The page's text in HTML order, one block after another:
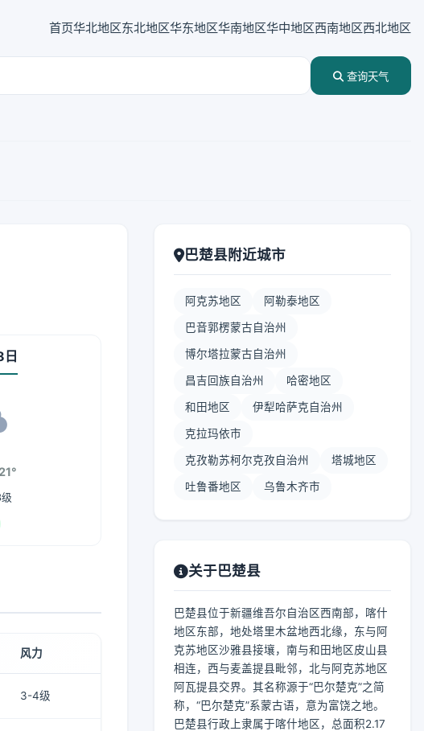
首页华北地区东北地区华东地区华南地区华中地区西南地区西北地区
查询天气
风力
3-4级
巴楚县附近城市
阿克苏地区 阿勒泰地区
巴音郭楞蒙古自治州
博尔塔拉蒙古自治州
昌吉回族自治州 哈密地区
和田地区 伊犁哈萨克自治州
克拉玛依市
克孜勒苏柯尔克孜自治州 塔城地区
吐鲁番地区 乌鲁木齐市
关于巴楚县
巴楚县位于新疆维吾尔自治区西南部，喀什
地区东部，地处塔里木盆地西北缘，东与阿
克苏地区沙雅县接壤，南与和田地区皮山县
相连，西与麦盖提县毗邻，北与阿克苏地区
阿瓦提县交界。其名称源于“巴尔楚克”之简
称，“巴尔楚克”系蒙古语，意为富饶之地。
巴楚县行政上隶属于喀什地区，总面积2.17